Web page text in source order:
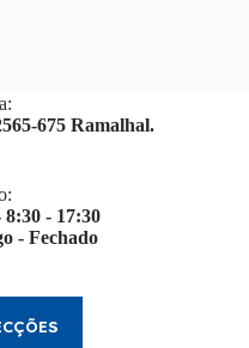
675 Ramalhal.
8:30 - 17:30
- Fechado